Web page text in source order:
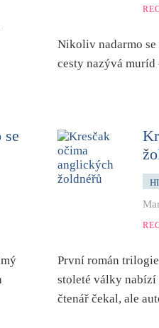
Nikoliv nadarmo
cesty nazývámuríd
se
První román
stoleté války nabízí
čtenář čekal, ale